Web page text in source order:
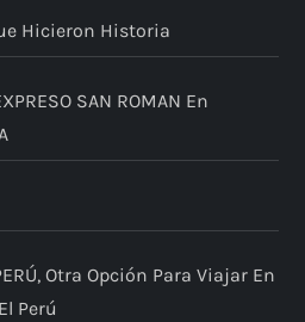
Hicieron Historia
SAN ROMAN En
Otra Opción Para Viajar En
Perú